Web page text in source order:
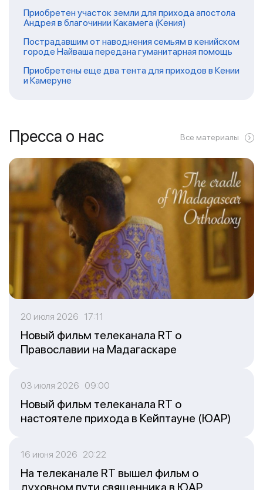
Приобретен участок земли для прихода апостола
Андрея в благочинии Какамега (Кения)
Пострадавшим от наводнения семьям в кенийском
городе Найваша передана гуманитарная помощь
Приобретены еще два тента для приходов в Кении
и Камеруне
Пресса о нас Все материалы
20 июля 2026 17:11
Новый фильм телеканала RT о
Православии на Мадагаскаре
03 июля 2026 09:00
Новый фильм телеканала RT о
настоятеле прихода в Кейптауне (ЮАР)
16 июня 2026 20:22
На телеканале RT вышел фильм о
духовном пути священника в ЮАР